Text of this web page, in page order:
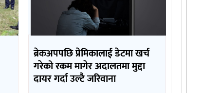
ब्रेकअपपछि प्रेमिकालाई डेटमा खर्च
गरेको रकम मागेर अदालतमा मुद्दा
दायर गर्दा उल्टै जरिवाना